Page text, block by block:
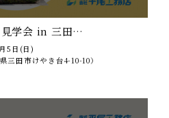
見学会 in 三田…
5日(日)
三田市けやき台4-10-10）